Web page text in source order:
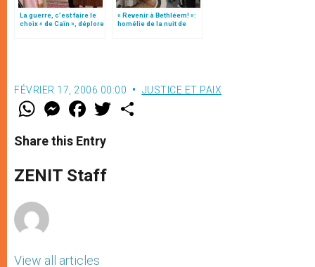
La guerre, c’est faire le
choix « de Caïn », déplore
« Revenir à Bethléem! »:
homélie de la nuit de
Noël (texte complet)
FÉVRIER 17, 2006 00:00 JUSTICE ET PAIX
W
t
s
p
p
M
e
s
e
g
e
F
a
e
b
o
k
w
Share this Entry
ZENIT Staff
View all articles